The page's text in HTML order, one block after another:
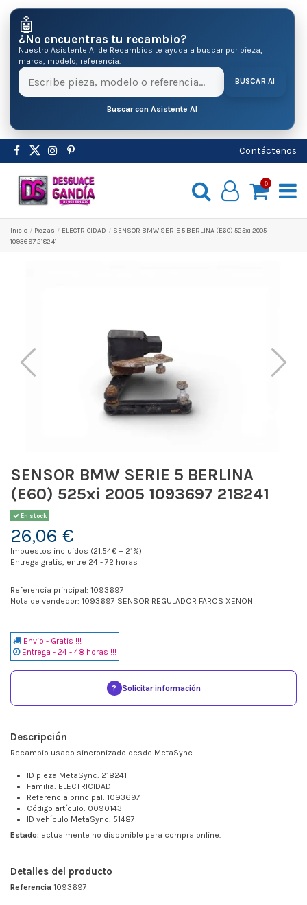
🤖
¿No encuentras tu recambio?
Nuestro Asistente AI de Recambios te ayuda a buscar por pieza,
marca, modelo, referencia.
BUSCAR AI
Buscar con Asistente AI
Contáctenos
0
Inicio Pіezas ELECTRICIDAD
SENSOR BMW SERIE 5 BERLINA (E60) 525xi 2005
1093697 218241
SENSOR BMW SERIE 5 BERLINA
(E60) 525xi 2005 1093697 218241
En stock
26,06 €
Impuestos incluidos (21.54€ + 21%)
Entrega gratis, entre 24 - 72 horas
Referencia principal: 1093697
Nota de vendedor: 1093697 SENSOR REGULADOR FAROS XENON
Envio - Gratis !!!
Entrega - 24 - 48 horas !!!
? Solicitar información
Descripción
Recambio usado sincronizado desde MetaSync.
ID pieza MetaSync: 218241
Familia: ELECTRICIDAD
Referencia principal: 1093697
Código artículo: 0090143
ID vehículo MetaSync: 51487
Estado: actualmente no disponible para compra online.
Detalles del producto
Referencia 1093697